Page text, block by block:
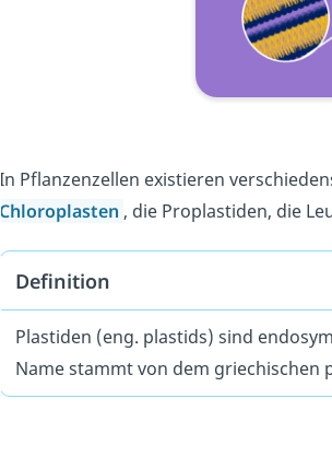
In Pflanzenzellen existieren
Chloroplasten , die Proplastiden, die
Definition
Plastiden (eng. plastids) sind
Name stammt von dem griechischen